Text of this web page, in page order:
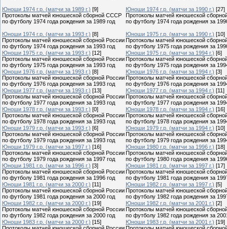
Юноши 1974 г.р. (матчи за 1989 г.) [9]
Протоколы матчей юношеской сборной СССР
по футболу 1974 года рождения за 1989 год
Юноши 1974 г.р. (матчи за 1990 г.) [27]
Протоколы матчей юношеской
по футболу 1974 года рождения за
Юноши 1974 г.р. (матчи за 1993 г.) [8]
Протоколы матчей юношеской сборной России
по футболу 1974 года рождения за 1993 год
Юноши 1975 г.р. (матчи за 1990 г.) [10]
Протоколы матчей юношеской
по футболу 1975 года рождения за
Юноши 1975 г.р. (матчи за 1993 г.) [12]
Протоколы матчей юношеской сборной России
по футболу 1975 года рождения за 1993 год
Юноши 1975 г.р. (матчи за 1994 г.) [6]
Протоколы матчей юношеской
по футболу 1975 года рождения за
Юноши 1976 г.р. (матчи за 1993 г.) [8]
Протоколы матчей юношеской сборной России
по футболу 1976 года рождения за 1993 год
Юноши 1976 г.р. (матчи за 1994 г.) [3]
Протоколы матчей юношеской
по футболу 1976 года рождения за
Юноши 1977 г.р. (матчи за 1993 г.) [13]
Протоколы матчей юношеской сборной России
по футболу 1977 года рождения за 1993 год
Юноши 1977 г.р. (матчи за 1994 г.) [11]
Протоколы матчей юношеской
по футболу 1977 года рождения за
Юноши 1978 г.р. (матчи за 1993 г.) [0]
Протоколы матчей юношеской сборной России
по футболу 1978 года рождения за 1993 год
Юноши 1978 г.р. (матчи за 1994 г.) [16]
Протоколы матчей юношеской
по футболу 1978 года рождения за
Юноши 1979 г.р. (матчи за 1993 г.) [6]
Протоколы матчей юношеской сборной России
по футболу 1979 года рождения за 1993 год
Юноши 1979 г.р. (матчи за 1994 г.) [10]
Протоколы матчей юношеской
по футболу 1979 года рождения за
Юноши 1979 г.р. (матчи за 1997 г.) [16]
Протоколы матчей юношеской сборной России
по футболу 1979 года рождения за 1997 год
Юноши 1980 г.р. (матчи за 1996 г.) [18]
Протоколы матчей юношеской
по футболу 1980 года рождения за
Юноши 1981 г.р. (матчи за 1996 г.) [3]
Протоколы матчей юношеской сборной России
по футболу 1981 года рождения за 1996 год
Юноши 1981 г.р. (матчи за 1997 г.) [17]
Протоколы матчей юношеской
по футболу 1981 года рождения за
Юноши 1981 г.р. (матчи за 2000 г.) [11]
Протоколы матчей юношеской сборной России
по футболу 1981 года рождения за 2000 год
Юноши 1982 г.р. (матчи за 1997 г.) [5]
Протоколы матчей юношеской
по футболу 1982 года рождения за
Юноши 1982 г.р. (матчи за 2000 г.) [19]
Протоколы матчей юношеской сборной России
по футболу 1982 года рождения за 2000 год
Юноши 1982 г.р. (матчи за 2001 г.) [2]
Протоколы матчей юношеской
по футболу 1982 года рождения за
Юноши 1983 г.р. (матчи за 2000 г.) [15]
Юноши 1983 г.р. (матчи за 2001 г.) [19]